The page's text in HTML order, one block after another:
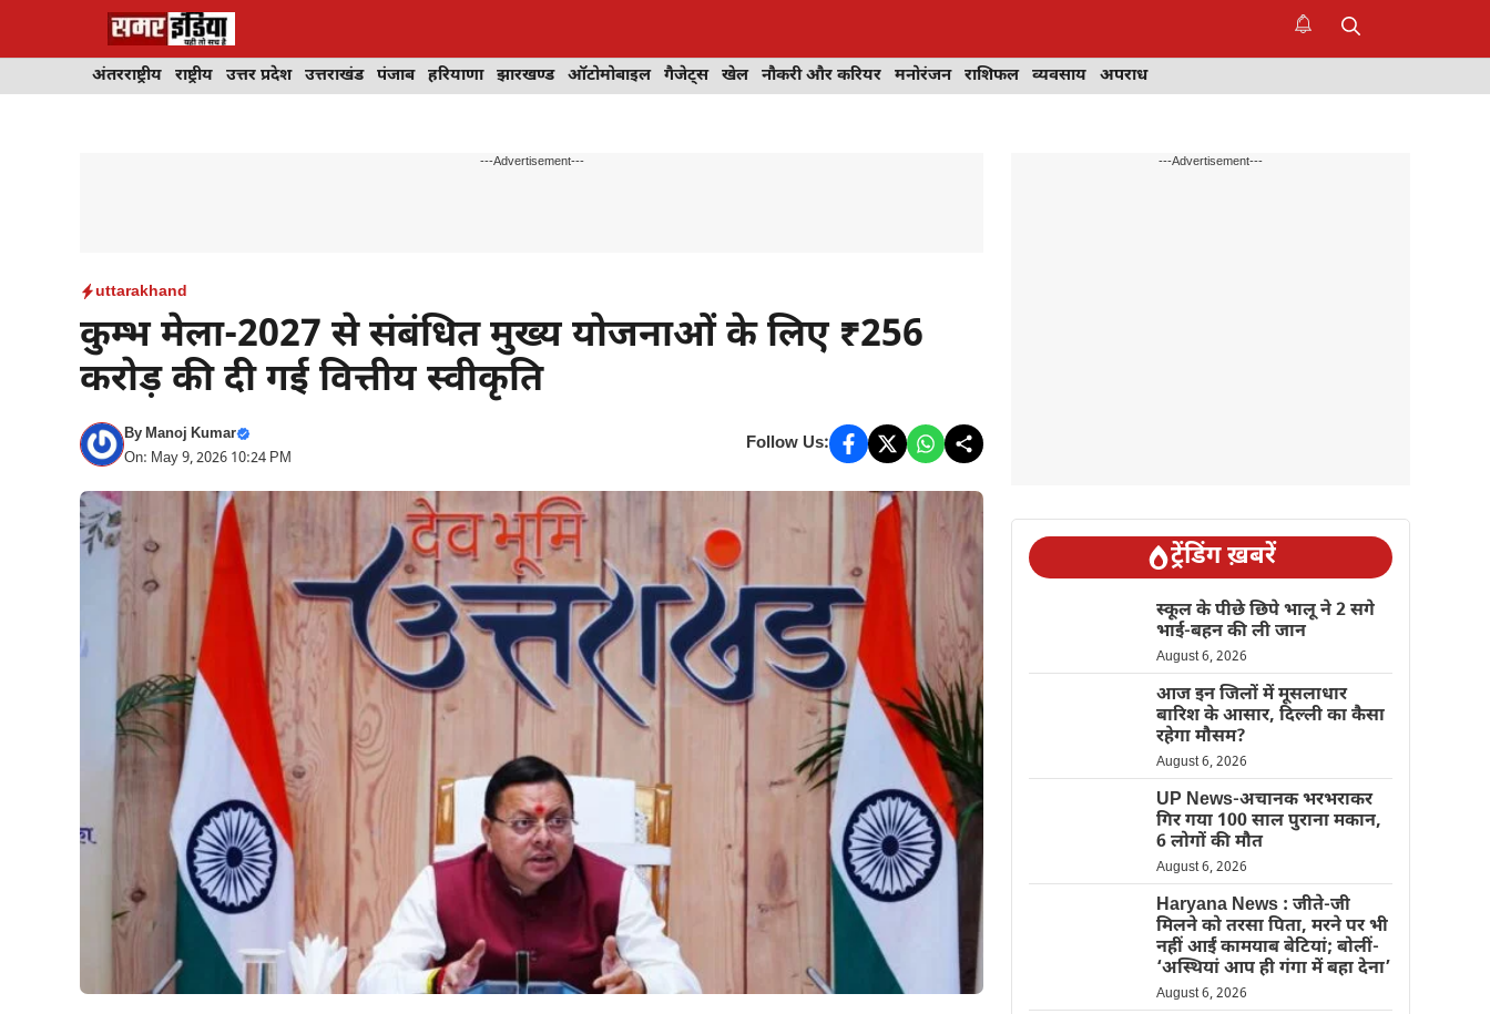
अंतरराष्ट्रीय राष्ट्रीय उत्तर प्रदेश उत्तराखंड पंजाब हरियाणा झारखण्ड ऑटोमोबाइल गैजेट्स खेल नौकरी और करियर मनोरंजन राशिफल व्यवसाय अपराध
---Advertisement---
uttarakhand
कुम्भ मेला-2027 से संबंधित मुख्य योजनाओं के लिए ₹256
करोड़ की दी गई वित्तीय स्वीकृति
ByManoj Kumar
On: May 9, 2026 10:24 PM
Follow Us:
---Advertisement---
ट्रेंडिंग ख़बरें
स्कूल के पीछे छिपे भालू ने 2 सगे
भाई-बहन की ली जान
August 6, 2026
आज इन जिलों में मूसलाधार
बारिश के आसार, दिल्ली का कैसा
रहेगा मौसम?
August 6, 2026
UP News-अचानक भरभराकर
गिर गया 100 साल पुराना मकान,
6 लोगों की मौत
August 6, 2026
Haryana News : जीते-जी
मिलने को तरसा पिता, मरने पर भी
नहीं आईं कामयाब बेटियां; बोलीं-
‘अस्थियां आप ही गंगा में बहा देना’
August 6, 2026